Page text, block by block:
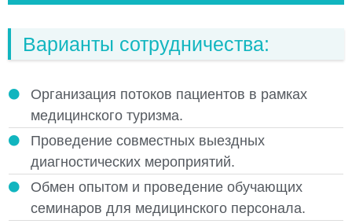
Варианты сотрудничества:
Организация потоков пациентов в рамках
медицинского туризма.
Проведение совместных выездных
диагностических мероприятий.
Обмен опытом и проведение обучающих
семинаров для медицинского персонала.